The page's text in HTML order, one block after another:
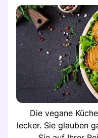
Die vegane
lecker. Sie glauben